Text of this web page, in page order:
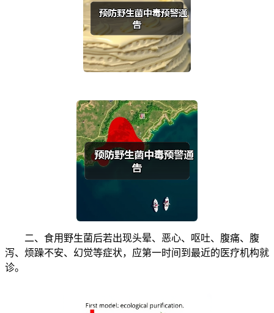
二、食用野生菌后若出现头晕、恶心、呕吐、腹痛、腹
泻、烦躁不安、幻觉等症状，应第一时间到最近的医疗机构就
诊。